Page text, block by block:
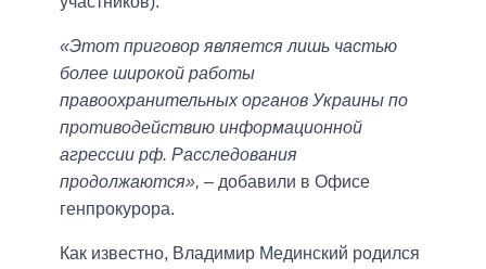
«Этот приговор является лишь частью
более широкой работы
правоохранительных органов Украины по
противодействию информационной
агрессии рф. Расследования
продолжаются», – добавили в Офисе
генпрокурора.
Как известно, Владимир Мединский родился